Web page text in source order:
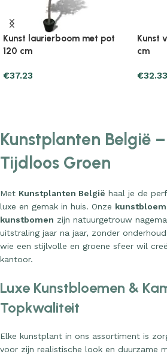
Kunst laurierboom met pot
120 cm
€37.23
Kunst
cm
€32.33
Kunstplanten België
Tijdloos Groen
Met Kunstplanten België haal je de
luxe en gemak in huis. Onze
kunstbomen zijn natuurgetrouw
uitstraling jaar na jaar, zonder
wie een stijlvolle en groene sfeer wil
kantoor.
Luxe Kunstbloemen &
Topkwaliteit
Elke kunstplant in ons assortiment is
voor zijn realistische look en duurzame